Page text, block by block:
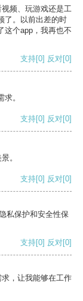
频、玩游戏还是工
了。以前出差的时
这个app，我再也不
支持[0] 反对[0]
。
支持[0] 反对[0]
。
支持[0] 反对[0]
私保护和安全性保
支持[0] 反对[0]
，让我能够在工作